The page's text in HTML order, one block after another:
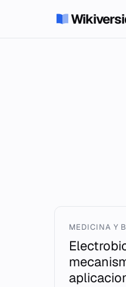
MEDICINA Y